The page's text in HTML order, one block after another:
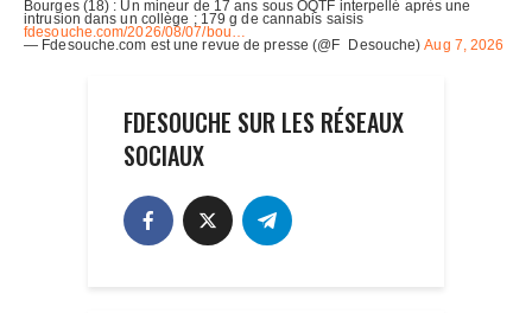
FDESOUCHE SUR LES RÉSEAUX
SOCIAUX